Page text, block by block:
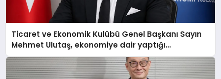
Ticaret ve Ekonomik Kulübü Genel Başkanı Sayın
Mehmet Ulutaş, ekonomiye dair yaptığı
açıklamada şunları kaydetti: